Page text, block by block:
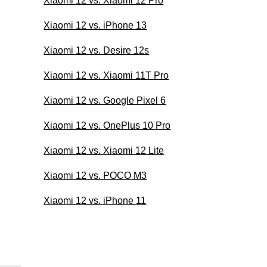
Xiaomi 12 vs. iPhone 13
Xiaomi 12 vs. Desire 12s
Xiaomi 12 vs. Xiaomi 11T Pro
Xiaomi 12 vs. Google Pixel 6
Xiaomi 12 vs. OnePlus 10 Pro
Xiaomi 12 vs. Xiaomi 12 Lite
Xiaomi 12 vs. POCO M3
Xiaomi 12 vs. iPhone 11